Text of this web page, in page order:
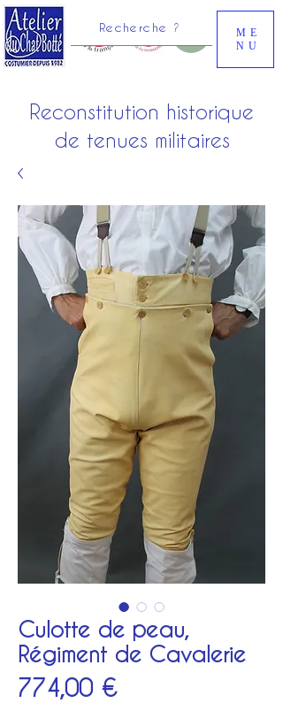
Recherche ?
ME
NU
Reconstitution historique
de tenues militaires
Culotte de peau,
Régiment de Cavalerie
774,00 €Prix